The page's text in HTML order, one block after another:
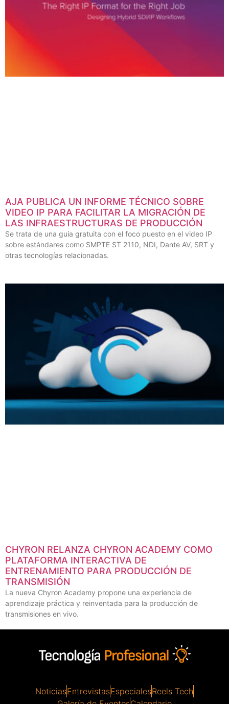
AJA PUBLICA UN INFORME TÉCNICO SOBRE
VIDEO IP PARA FACILITAR LA MIGRACIÓN DE
LAS INFRAESTRUCTURAS DE PRODUCCIÓN
Se trata de una guía gratuita con el foco puesto en el video IP
sobre estándares como SMPTE ST 2110, NDI, Dante AV, SRT y
otras tecnologías relacionadas.
CHYRON RELANZA CHYRON ACADEMY COMO
PLATAFORMA INTERACTIVA DE
ENTRENAMIENTO PARA PRODUCCIÓN DE
TRANSMISIÓN
La nueva Chyron Academy propone una experiencia de
aprendizaje práctica y reinventada para la producción de
transmisiones en vivo.
NoticiasEntrevistasEspecialesReels Tech